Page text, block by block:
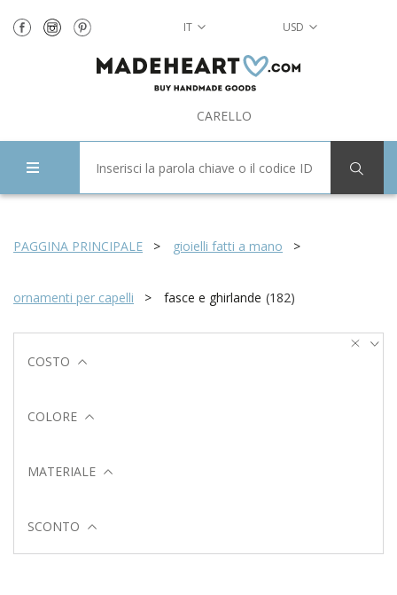
IT USD
CARELLO
PAGGINA PRINCIPALE gioielli fatti a mano
ornamenti per capelli fasce e ghirlande (182)
COSTO
COLORE
MATERIALE
SCONTO